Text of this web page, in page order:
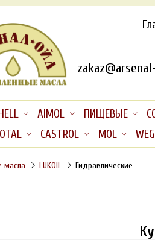
AIMOL ПИЩЕВЫЕ
CASTROL MOL
масла LUKOIL Гидравлические